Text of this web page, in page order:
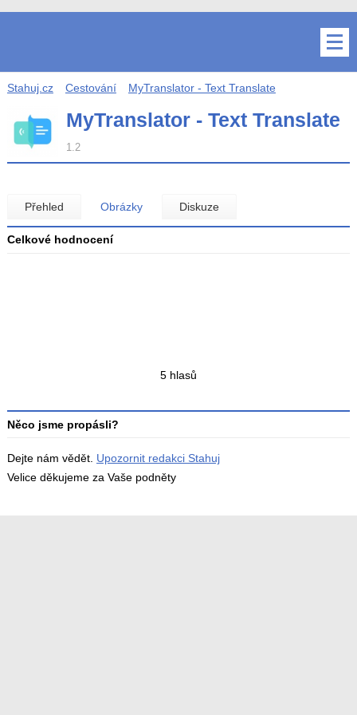
Stahuj.cz Cestování MyTranslator - Text Translate
MyTranslator - Text Translate
1.2
Přehled Obrázky Diskuze
Celkové hodnocení
hodnocení
5 hlasů
Něco jsme propásli?
Dejte nám vědět. Upozornit redakci Stahuj
Velice děkujeme za Vaše podněty